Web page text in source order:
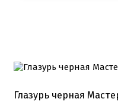
Глазурь черная